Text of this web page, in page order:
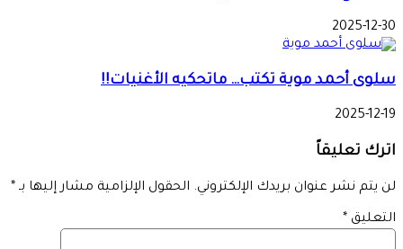
2025-12-30
سلوى أحمد موية تكتب… ماتحكيه الأغنيات!!
2025-12-19
اترك تعليقاً
لن يتم نشر عنوان بريدك الإلكتروني. الحقول الإلزامية مشار إليها بـ *
التعليق *